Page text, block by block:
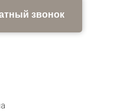
звонок